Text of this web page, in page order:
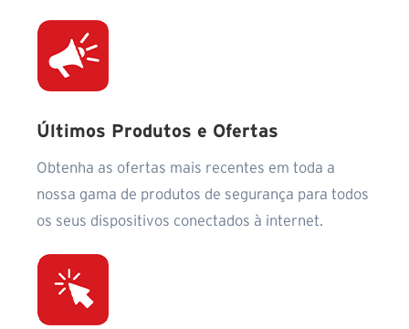
Últimos Produtos e Ofertas
Obtenha as ofertas mais recentes em toda a
nossa gama de produtos de segurança para todos
os seus dispositivos conectados à internet.